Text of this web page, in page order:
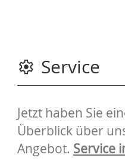
Service
Jetzt haben Sie
Überblick über
Angebot. Service